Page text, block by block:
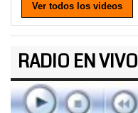
Ver todos los videos
RADIO EN VIVO